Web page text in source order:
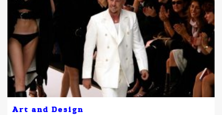
Art and Design